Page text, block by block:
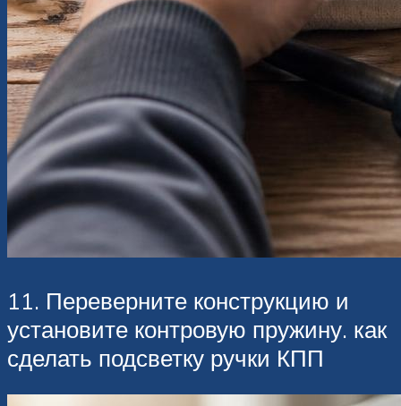
11. Переверните конструкцию и
установите контровую пружину. как
сделать подсветку ручки КПП